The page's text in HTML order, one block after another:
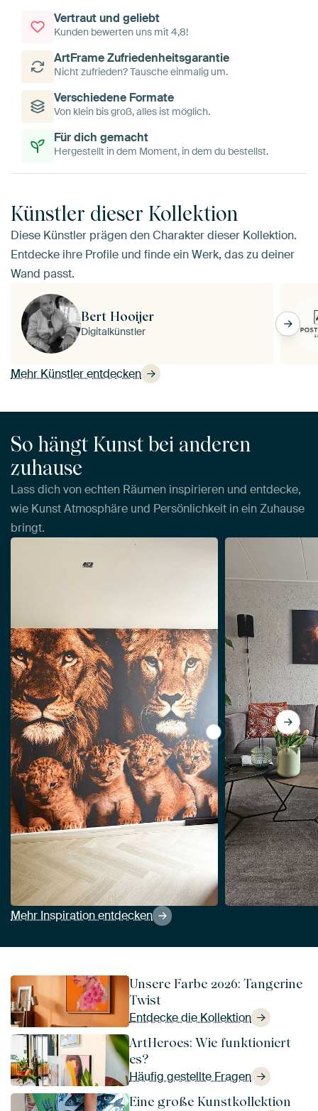
Vertraut und geliebt
Kunden bewerten uns mit 4,8!
ArtFrame Zufriedenheitsgarantie
Nicht zufrieden? Tausche einmalig um.
Verschiedene Formate
Von klein bis groß, alles ist möglich.
Für dich gemacht
Hergestellt in dem Moment, in dem du bestellst.
Künstler dieser Kollektion
Diese Künstler prägen den Charakter dieser Kollektion.
Entdecke ihre Profile und finde ein Werk, das zu deiner
Wand passt.
Mehr Künstler entdecken
Bert Hooijer
Digitalkünstler
So hängt Kunst bei anderen
zuhause
Lass dich von echten Räumen inspirieren und entdecke,
wie Kunst Atmosphäre und Persönlichkeit in ein Zuhause
bringt.
Mehr Inspiration entdecken
View Löwenfamilie
Unsere Farbe 2026: Tangerine
Twist
Entdecke die Kollektion
ArtHeroes: Wie funktioniert
es?
Häufig gestellte Fragen
Eine große Kunstkollektion